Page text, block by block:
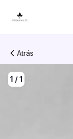
Atrás
1 / 1